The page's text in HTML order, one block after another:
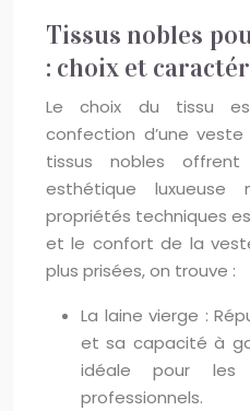
Tissus nobles
: choix et
Le choix du tissu
confection d’une
tissus nobles
esthétique luxueuse
propriétés techniques
et le confort de la
plus prisées, on trouve :
La laine vierge :
et sa capacité à
idéale pour les
professionnels.